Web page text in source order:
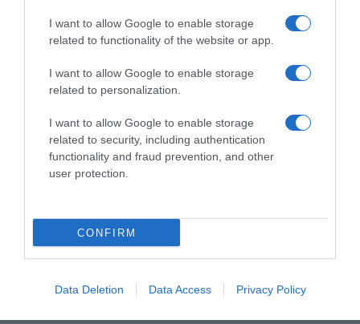
I want to allow Google to enable storage
related to functionality of the website or app.
I want to allow Google to enable storage
related to personalization.
I want to allow Google to enable storage
related to security, including authentication
functionality and fraud prevention, and other
user protection.
CONFIRM
Data Deletion Data Access Privacy Policy
AILLEURS SUR LE WEB